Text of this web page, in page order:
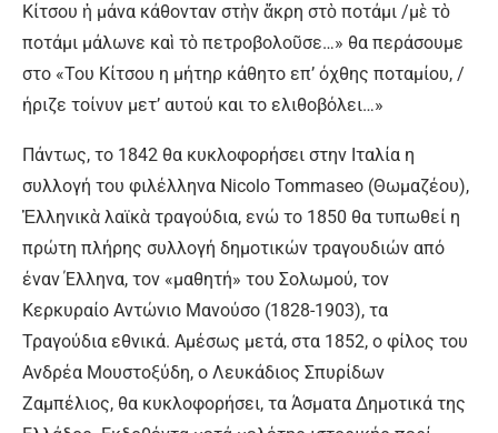
Κίτσου ἡ μάνα κάθονταν στὴν ἄκρη στὸ ποτάμι /μὲ τὸ
ποτάμι μάλωνε καὶ τὸ πετροβολοῦσε…» θα περάσουμε
στο «Του Κίτσου η μήτηρ κάθητο επ’ όχθης ποταμίου, /
ήριζε τοίνυν μετ’ αυτού και το ελιθοβόλει…»
Πάντως, το 1842 θα κυκλοφορήσει στην Ιταλία η
συλλογή του φιλέλληνα Nicolo Tommaseo (Θωμαζέου),
Ἑλληνικὰ λαϊκὰ τραγούδια, ενώ το 1850 θα τυπωθεί η
πρώτη πλήρης συλλογή δημοτικών τραγουδιών από
έναν Έλληνα, τον «μαθητή» του Σολωμού, τον
Κερκυραίο Αντώνιο Μανούσο (1828-1903), τα
Τραγούδια εθνικά. Αμέσως μετά, στα 1852, ο φίλος του
Ανδρέα Μουστοξύδη, ο Λευκάδιος Σπυρίδων
Ζαμπέλιος, θα κυκλοφορήσει, τα Άσματα Δημοτικά της